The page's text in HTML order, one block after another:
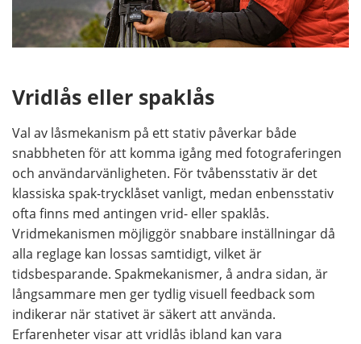
Vridlås eller spaklås
Val av låsmekanism på ett stativ påverkar både
snabbheten för att komma igång med fotograferingen
och användarvänligheten. För tvåbensstativ är det
klassiska spak-trycklåset vanligt, medan enbensstativ
ofta finns med antingen vrid- eller spaklås.
Vridmekanismen möjliggör snabbare inställningar då
alla reglage kan lossas samtidigt, vilket är
tidsbesparande. Spakmekanismer, å andra sidan, är
långsammare men ger tydlig visuell feedback som
indikerar när stativet är säkert att använda.
Erfarenheter visar att vridlås ibland kan vara